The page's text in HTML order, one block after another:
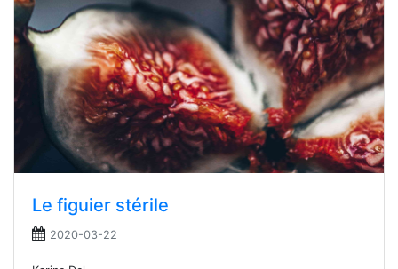
Le figuier stérile
2020-03-22